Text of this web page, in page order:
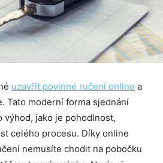
uzavřít povinné ručení online a
Tato moderní forma sjednání
výhod, jako je pohodlnost,
celého procesu. Díky online
nemusíte chodit na pobočku